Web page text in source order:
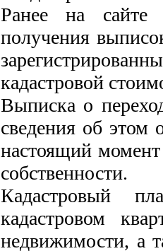
Ранее на сайте
получения
кадастровой
Выписка о
сведения об этом
настоящий момент
собственности.
Кадастровый
кадастровом
недвижимости, а